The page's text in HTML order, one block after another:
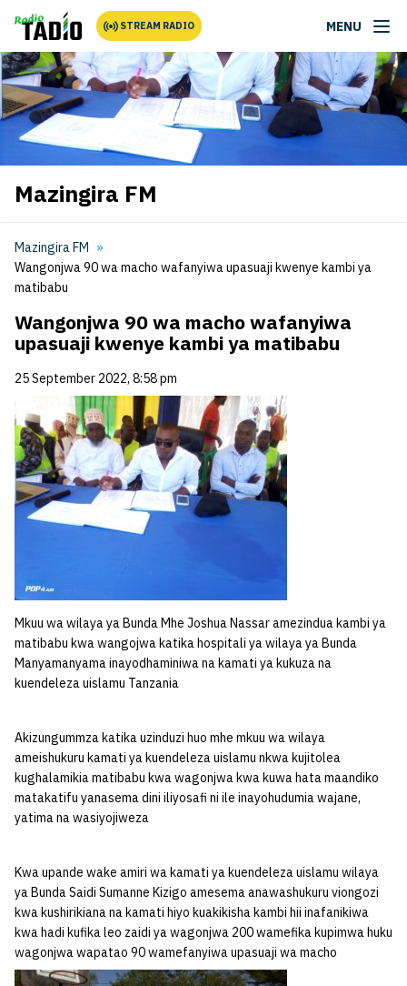
STREAM RADIO MENU
Mazingira FM
Mazingira FM
Wangonjwa 90 wa macho wafanyiwa upasuaji kwenye kambi ya
matibabu
Wangonjwa 90 wa macho wafanyiwa
upasuaji kwenye kambi ya matibabu
25 September 2022, 8:58 pm
Mkuu wa wilaya ya Bunda Mhe Joshua Nassar amezindua kambi ya
matibabu kwa wangojwa katika hospitali ya wilaya ya Bunda
Manyamanyama inayodhaminiwa na kamati ya kukuza na
kuendeleza uislamu Tanzania
Akizungummza katika uzinduzi huo mhe mkuu wa wilaya
ameishukuru kamati ya kuendeleza uislamu nkwa kujitolea
kughalamikia matibabu kwa wagonjwa kwa kuwa hata maandiko
matakatifu yanasema dini iliyosafi ni ile inayohudumia wajane,
yatima na wasiyojiweza
Kwa upande wake amiri wa kamati ya kuendeleza uislamu wilaya
ya Bunda Saidi Sumanne Kizigo amesema anawashukuru viongozi
kwa kushirikiana na kamati hiyo kuakikisha kambi hii inafanikiwa
kwa hadi kufika leo zaidi ya wagonjwa 200 wamefika kupimwa huku
wagonjwa wapatao 90 wamefanyiwa upasuaji wa macho